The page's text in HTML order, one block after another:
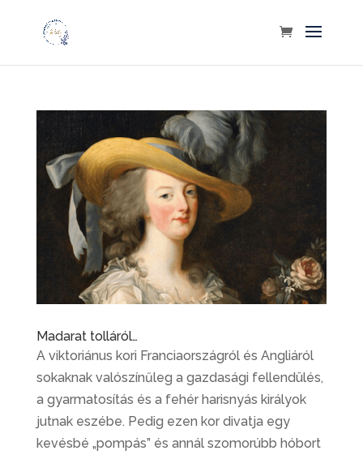
Madarat tolláról…
A viktoriánus kori Franciaországról és Angliáról
sokaknak valószínűleg a gazdasági fellendülés,
a gyarmatosítás és a fehér harisnyás királyok
jutnak eszébe. Pedig ezen kor divatja egy
kevésbé „pompás” és annál szomorúbb hóbort